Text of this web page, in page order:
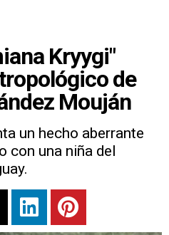
Kryygi"
de
Mouján
un hecho aberrante
con una niña del